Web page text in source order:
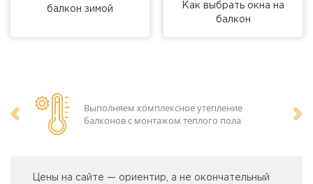
Выполняем комплексное утепление
балконов с монтажом теплого пола
Предыдущий
Цены на сайте — ориентир, а не окончательный
балкон зимой
Как выбрать окна на
балкон